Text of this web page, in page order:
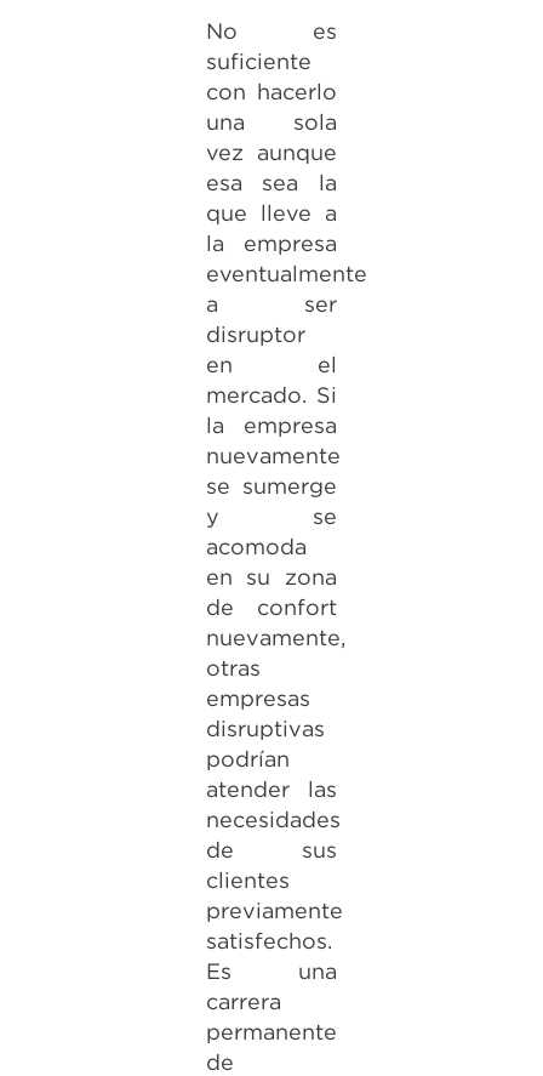
No es
suficiente
con hacerlo
una sola
vez aunque
esa sea la
que lleve a
la empresa
eventualmente
a ser
disruptor
en el
mercado. Si
la empresa
nuevamente
se sumerge
y se
acomoda
en su zona
de confort
nuevamente,
otras
empresas
disruptivas
podrían
atender las
necesidades
de sus
clientes
previamente
satisfechos.
Es una
carrera
permanente
de